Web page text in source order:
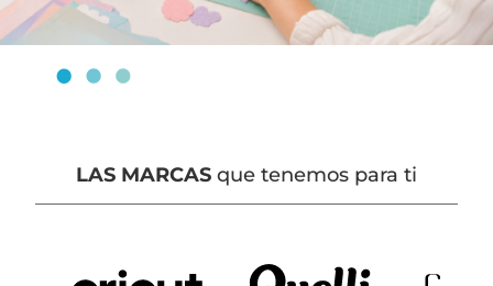
LAS MARCAS que tenemos para ti